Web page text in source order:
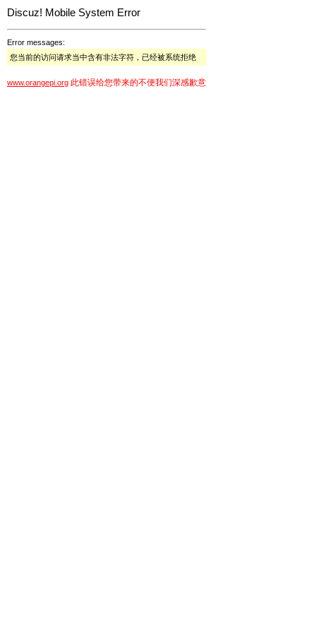
Discuz! Mobile System Error
Error messages:
您当前的访问请求当中含有非法字符，已经被系统拒绝
www.orangepi.org 此错误给您带来的不便我们深感歉意